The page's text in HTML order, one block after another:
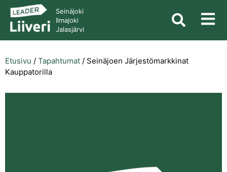
Seinäjoki
Ilmajoki
Jalasjärvi
Etusivu / Tapahtumat / Seinäjoen Järjestömarkkinat
Kauppatorilla